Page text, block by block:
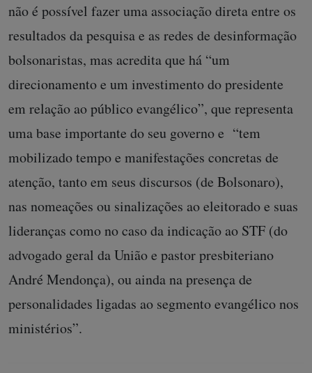
não é possível fazer uma associação direta entre os
resultados da pesquisa e as redes de desinformação
bolsonaristas, mas acredita que há “um
direcionamento e um investimento do presidente
em relação ao público evangélico”, que representa
uma base importante do seu governo e “tem
mobilizado tempo e manifestações concretas de
atenção, tanto em seus discursos (de Bolsonaro),
nas nomeações ou sinalizações ao eleitorado e suas
lideranças como no caso da indicação ao STF (do
advogado geral da União e pastor presbiteriano
André Mendonça), ou ainda na presença de
personalidades ligadas ao segmento evangélico nos
ministérios”.